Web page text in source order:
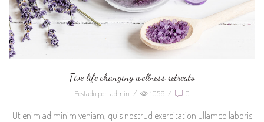
Five life changing wellness retreats
Postado por admin / 1056 / 0
Ut enim ad minim veniam, quis nostrud exercitation ullamco laboris